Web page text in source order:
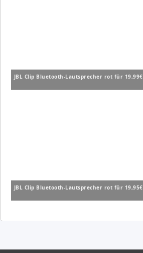
JBL Clip Bluetooth-Lautsprecher rot für 19,99€
JBL Clip Bluetooth-Lautsprecher rot für 19,95€